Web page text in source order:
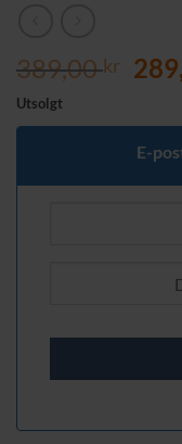
389,00kr
var:
Utsolgt
E-